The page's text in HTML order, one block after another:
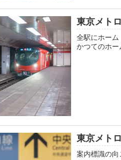
東京メト
全駅にホー
かつてのホー
東京メト
案内標識の向